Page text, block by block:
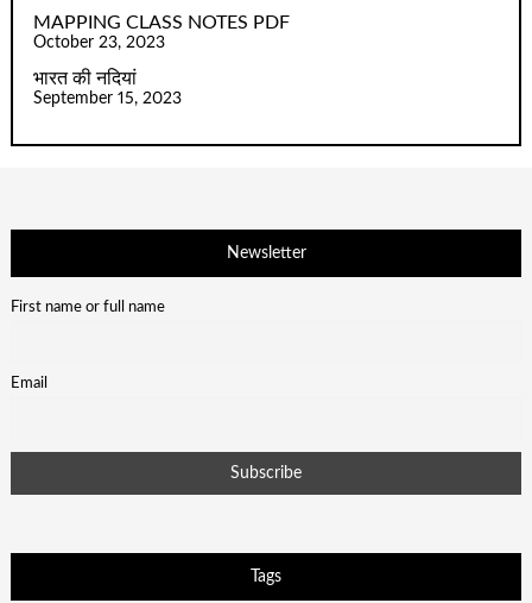
MAPPING CLASS NOTES PDF
October 23, 2023
भारत की नदियां
September 15, 2023
Newsletter
First name or full name
Email
Tags